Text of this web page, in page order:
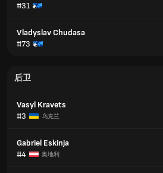
#31
Vladyslav Chudasa
#73
后卫
Vasyl Kravets
#3
乌克兰
Gabriel Eskinja
#4
奥地利